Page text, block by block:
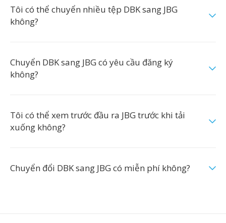
Tôi có thể chuyển nhiều tệp DBK sang JBG
không?
Chuyển DBK sang JBG có yêu cầu đăng ký
không?
Tôi có thể xem trước đầu ra JBG trước khi tải
xuống không?
Chuyển đổi DBK sang JBG có miễn phí không?